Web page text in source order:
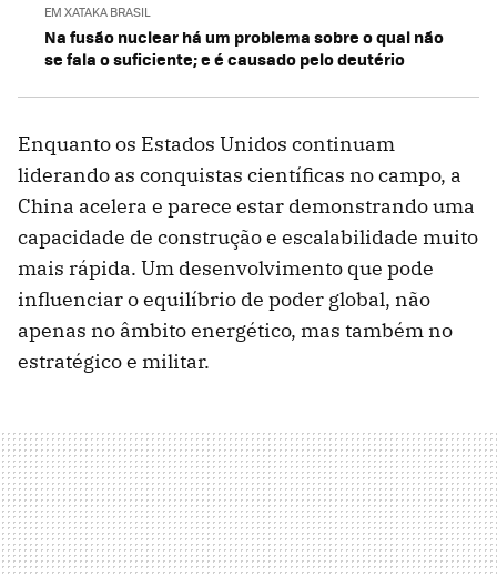
EM XATAKA BRASIL
Na fusão nuclear há um problema sobre o qual não
se fala o suficiente; e é causado pelo deutério
Enquanto os Estados Unidos continuam
liderando as conquistas científicas no campo, a
China acelera e parece estar demonstrando uma
capacidade de construção e escalabilidade muito
mais rápida. Um desenvolvimento que pode
influenciar o equilíbrio de poder global, não
apenas no âmbito energético, mas também no
estratégico e militar.